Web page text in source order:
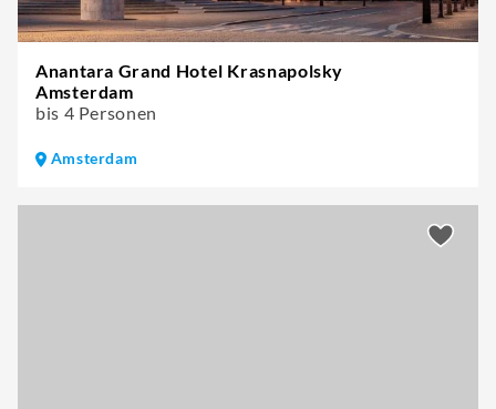
Anantara Grand Hotel Krasnapolsky
Amsterdam
bis 4 Personen
Amsterdam